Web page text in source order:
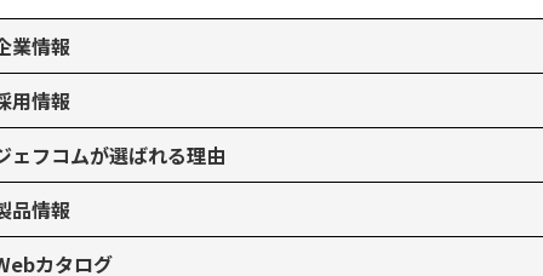
業情報
用情報
ェフコムが選ばれる理由
品情報
カタログ